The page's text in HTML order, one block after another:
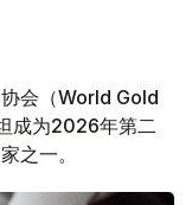
协会（World Gold
成为2026年第二
之一。